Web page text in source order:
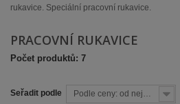
rukavice. Speciální pracovní rukavice.
PRACOVNÍ RUKAVICE
Počet produktů: 7
Seřadit podle Podle ceny: od nejnižší